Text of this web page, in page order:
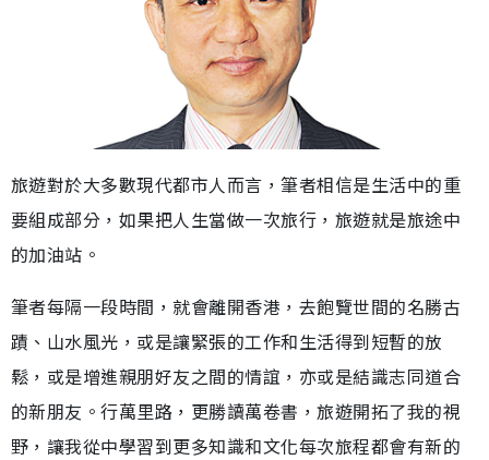
旅遊對於大多數現代都市人而言，筆者相信是生活中的重
要組成部分，如果把人生當做一次旅行，旅遊就是旅途中
的加油站。
筆者每隔一段時間，就會離開香港，去飽覽世間的名勝古
蹟、山水風光，或是讓緊張的工作和生活得到短暫的放
鬆，或是增進親朋好友之間的情誼，亦或是結識志同道合
的新朋友。行萬里路，更勝讀萬卷書，旅遊開拓了我的視
野，讓我從中學習到更多知識和文化每次旅程都會有新的